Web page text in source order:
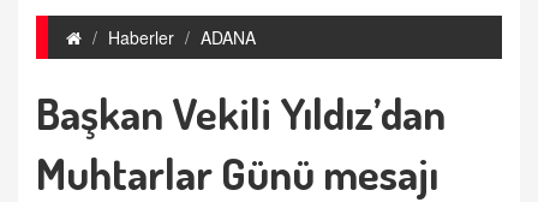
Haberler ADANA
Başkan Vekili Yıldız’dan
Muhtarlar Günü mesajı